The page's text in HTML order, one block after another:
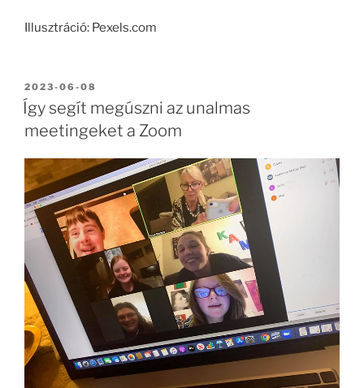
Illusztráció: Pexels.com
BEKÜLDVE:
2023-06-08
Így segít megúszni az unalmas
meetingeket a Zoom